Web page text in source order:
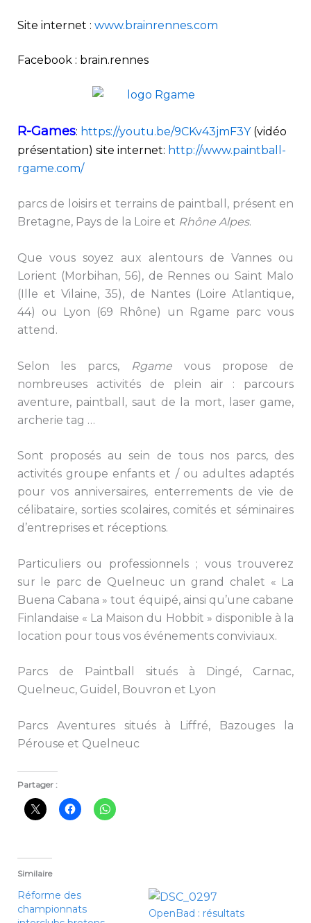
Site internet : www.brainrennes.com
Facebook : brain.rennes
R-Games: https://youtu.be/9CKv43jmF3Y(vidéo
présentation) site internet: http://www.paintball-
rgame.com/
parcs de loisirs et terrains de paintball, présent en
Bretagne, Pays de la Loire et Rhône Alpes.
Que vous soyez aux alentours de Vannes ou
Lorient (Morbihan, 56), de Rennes ou Saint Malo
(Ille et Vilaine, 35), de Nantes (Loire Atlantique,
44) ou Lyon (69 Rhône) un Rgame parc vous
attend.
Selon les parcs, Rgame vous propose de
nombreuses activités de plein air : parcours
aventure, paintball, saut de la mort, laser game,
archerie tag …
Sont proposés au sein de tous nos parcs, des
activités groupe enfants et / ou adultes adaptés
pour vos anniversaires, enterrements de vie de
célibataire, sorties scolaires, comités et séminaires
d’entreprises et réceptions.
Particuliers ou professionnels ; vous trouverez
sur le parc de Quelneuc un grand chalet « La
Buena Cabana » tout équipé, ainsi qu’une cabane
Finlandaise « La Maison du Hobbit » disponible à la
location pour tous vos événements conviviaux.
Parcs de Paintball situés à Dingé, Carnac,
Quelneuc, Guidel, Bouvron et Lyon
Parcs Aventures situés à Liffré, Bazouges la
Pérouse et Quelneuc
Partager :
Similaire
Réforme des
championnats
OpenBad : résultats